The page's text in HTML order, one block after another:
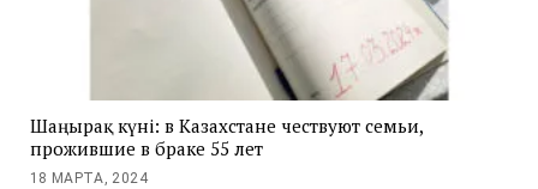
Шаңырақ күні: в Казахстане чествуют семьи,
прожившие в браке 55 лет
18 МАРТА, 2024